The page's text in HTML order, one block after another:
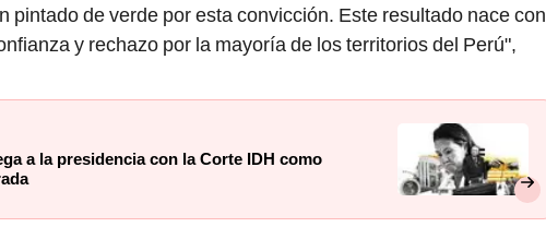
pintado de verde por esta convicción. Este resultado nace con
y rechazo por la mayoría de los territorios del Perú",
a la presidencia con la Corte IDH como